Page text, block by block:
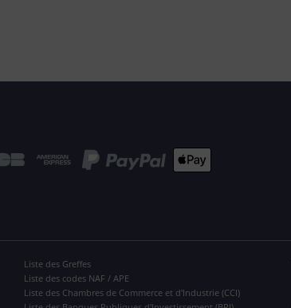
Liste des Greffes
Liste des codes NAF / APE
Liste des Chambres de Commerce et d'Industrie (CCI)